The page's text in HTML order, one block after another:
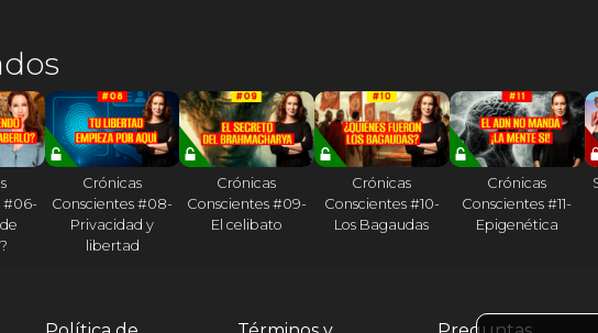
#06-
Crónicas
Conscientes #08-
Privacidad y
libertad
Crónicas
Conscientes #09-
El celibato
Crónicas
Conscientes #10-
Los Bagaudas
Crónicas
Conscientes #11-
Epigenética